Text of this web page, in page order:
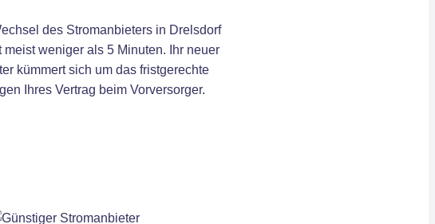
des Stromanbieters in Drelsdorf
meist weniger als 5 Minuten. Ihr neuer
kümmert sich um das fristgerechte
Ihres Vertrag beim Vorversorger.